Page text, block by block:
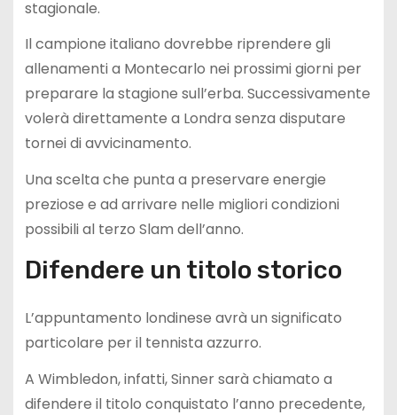
stagionale.
Il campione italiano dovrebbe riprendere gli
allenamenti a Montecarlo nei prossimi giorni per
preparare la stagione sull’erba. Successivamente
volerà direttamente a Londra senza disputare
tornei di avvicinamento.
Una scelta che punta a preservare energie
preziose e ad arrivare nelle migliori condizioni
possibili al terzo Slam dell’anno.
Difendere un titolo storico
L’appuntamento londinese avrà un significato
particolare per il tennista azzurro.
A Wimbledon, infatti, Sinner sarà chiamato a
difendere il titolo conquistato l’anno precedente,